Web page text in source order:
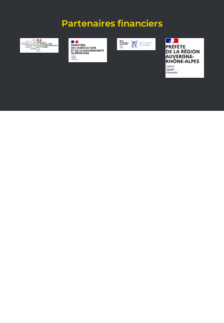
Partenaires financiers